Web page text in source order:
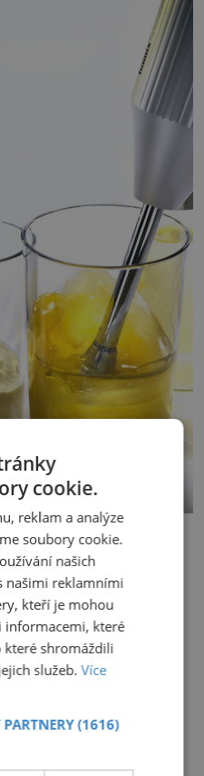
4 minuty. Nevěříte?
150 ml
dijonské hořčice,
octa), sůl, pepř
cookie.
reklam a analýze
soubory cookie.
našich
našimi reklamními
kteří je mohou
informacemi, které
shromáždili
služeb.Více
PARTNERY(1616)